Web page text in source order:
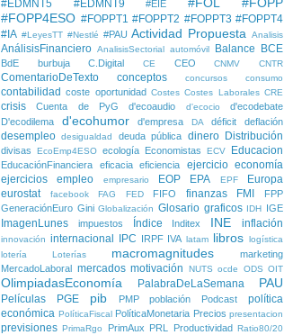
#EDMNT5 #EDMNT9 #EIE
#FOPP4ESO #FOPPT1 #FOPPT2 #FOPPT3 #FOPPT4
#IA #LeyesTT #Nestlé #PAU Actividad Propuesta Analisis
AnálisisFinanciero AnalisisSectorial automóvil Balance BCE
BdE burbuja C.Digital CE CEO CNMV CNTR
ComentarioDeTexto conceptos concursos consumo
contabilidad coste oportunidad Costes Costes Laborales CRE
crisis Cuenta de PyG d'ecoaudio d'ecocio
d'ecodebate
D'ecodilema
d'ecohumor d'empresa DA déficit deflación
desempleo desigualdad deuda pública dinero Distribución
divisas EcoEmp4ESO ecología Economistas ECV Educacion
EducaciónFinanciera eficacia eficiencia
ejercicio economía
ejercicios
empleo empresario EOP EPA EPF
Europa
eurostat
facebook FAG FED FIFO finanzas FMI
FPP
GeneraciónEuro Gini Globalización Glosario graficos IDH IGE
ImagenLunes impuestos Índice Inditex INE inflación
innovación internacional IPC IRPF IVA latam libros logística
lotería
Loterías macromagnitudes
marketing
MercadoLaboral mercados motivación NUTS ocde ODS OIT
OlimpiadasEconomía PalabraDeLaSemana PAU
Películas PGE pib PMP población Podcast
política
económica PolíticaFiscal PolíticaMonetaria Precios presentacion
previsiones PrimaRgo PrimAux PRL Productividad Ratio80/20